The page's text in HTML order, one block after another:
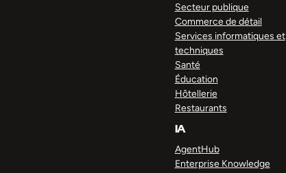
Secteur publique
Commerce de détail
Services informatiques et
techniques
Santé
Éducation
Hôtellerie
Restaurants
IA
AgentHub
Enterprise Knowledge